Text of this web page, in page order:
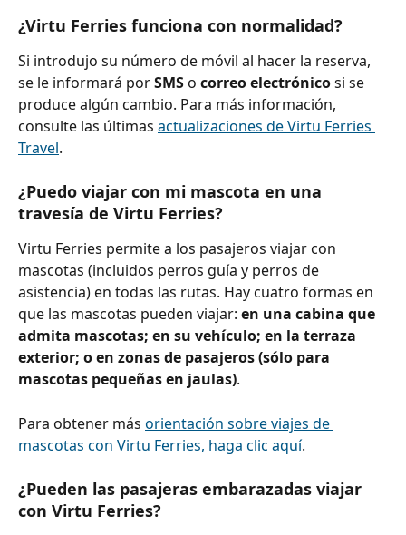
¿Virtu Ferries funciona con normalidad?
Si introdujo su número de móvil al hacer la reserva,
se le informará por SMS o correo electrónico si se
produce algún cambio. Para más información,
consulte las últimas actualizaciones de Virtu Ferries
Travel.
¿Puedo viajar con mi mascota en una
travesía de Virtu Ferries?
Virtu Ferries permite a los pasajeros viajar con
mascotas (incluidos perros guía y perros de
asistencia) en todas las rutas. Hay cuatro formas en
que las mascotas pueden viajar: en una cabina que
admita mascotas; en su vehículo; en la terraza
exterior; o en zonas de pasajeros (sólo para
mascotas pequeñas en jaulas).
Para obtener más orientación sobre viajes de
mascotas con Virtu Ferries, haga clic aquí.
¿Pueden las pasajeras embarazadas viajar
con Virtu Ferries?